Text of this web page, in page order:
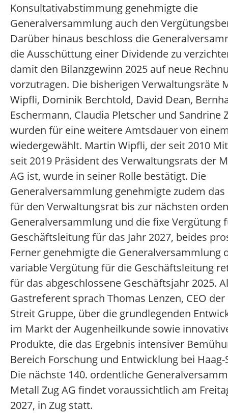
Konsultativabstimmung genehmigte die
Generalversammlung auch den
Darüber hinaus beschloss die
die Ausschüttung einer Dividende zu
damit den Bilanzgewinn 2025 auf neue
vorzutragen. Die bisherigen Verwaltungsräte
Wipfli, Dominik Berchtold, David Dean,
Eschermann, Claudia Pletscher und Sandrine
wurden für eine weitere Amtsdauer von
wiedergewählt. Martin Wipfli, der seit 2010
seit 2019 Präsident des Verwaltungsrats der
AG ist, wurde in seiner Rolle bestätigt. Die
Generalversammlung genehmigte zudem
für den Verwaltungsrat bis zur nächsten
Generalversammlung und die fixe Vergütung
Geschäftsleitung für das Jahr 2027, beides
Ferner genehmigte die Generalversammlung
variable Vergütung für die Geschäftsleitung
für das abgeschlossene Geschäftsjahr 2025.
Gastreferent sprach Thomas Lenzen, CEO der
Streit Gruppe, über die grundlegenden
im Markt der Augenheilkunde sowie
Produkte, die das Ergebnis intensiver
Bereich Forschung und Entwicklung bei
Die nächste 140. ordentliche
Metall Zug AG findet voraussichtlich am
2027, in Zug statt.